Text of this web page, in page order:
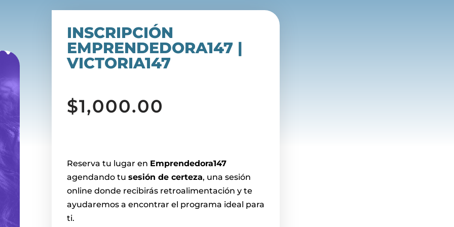
INSCRIPCIÓN
EMPRENDEDORA147 |
VICTORIA147
$1,000.00
Reserva tu lugar en Emprendedora147
agendando tu sesión de certeza, una sesión
online donde recibirás retroalimentación y te
ayudaremos a encontrar el programa ideal para
ti.